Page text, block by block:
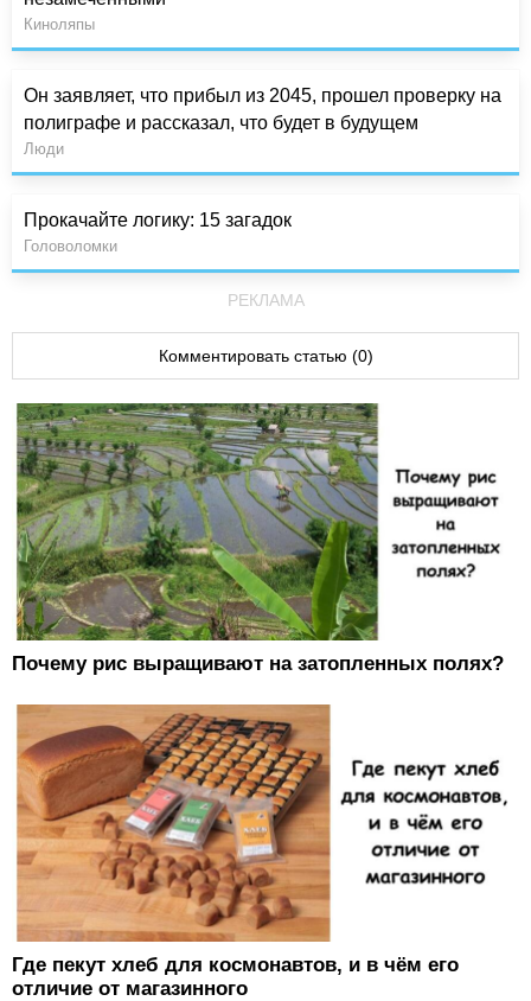
Киноляпы
Он заявляет, что прибыл из 2045, прошел проверку на
полиграфе и рассказал, что будет в будущем
Люди
Прокачайте логику: 15 загадок
Головоломки
РЕКЛАМА
Комментировать статью (0)
Почему рис выращивают на затопленных полях?
Где пекут хлеб для космонавтов, и в чём его
отличие от магазинного